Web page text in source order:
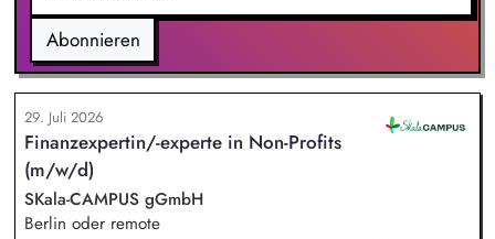
Abonnieren
29. Juli 2026
Finanzexpertin/-experte in Non-Profits
(m/w/d)
SKala-CAMPUS gGmbH
Berlin oder remote